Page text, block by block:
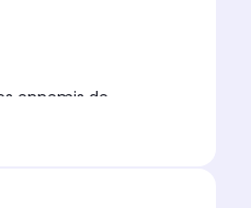
ennemis de
repensé